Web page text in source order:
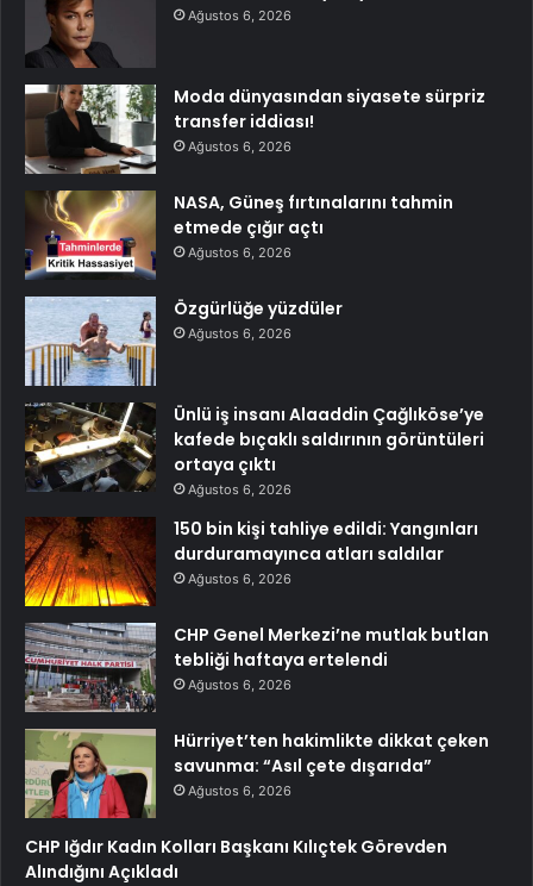
Ağustos 6, 2026
Moda dünyasından siyasete sürpriz
transfer iddiası!
Ağustos 6, 2026
NASA, Güneş fırtınalarını tahmin
etmede çığır açtı
Ağustos 6, 2026
Özgürlüğe yüzdüler
Ağustos 6, 2026
Ünlü iş insanı Alaaddin Çağlıköse’ye
kafede bıçaklı saldırının görüntüleri
ortaya çıktı
Ağustos 6, 2026
150 bin kişi tahliye edildi: Yangınları
durduramayınca atları saldılar
Ağustos 6, 2026
CHP Genel Merkezi’ne mutlak butlan
tebliği haftaya ertelendi
Ağustos 6, 2026
Hürriyet’ten hakimlikte dikkat çeken
savunma: “Asıl çete dışarıda”
Ağustos 6, 2026
CHP Iğdır Kadın Kolları Başkanı Kılıçtek Görevden
Alındığını Açıkladı